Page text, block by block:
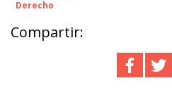
Derecho
Compartir: